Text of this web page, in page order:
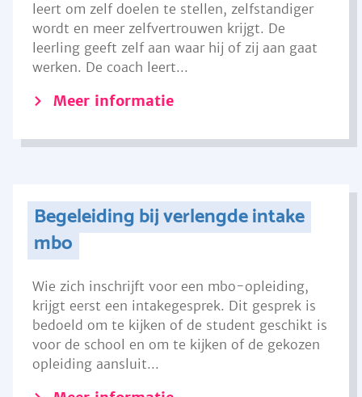
leert om zelf doelen te stellen, zelfstandiger
wordt en meer zelfvertrouwen krijgt. De
leerling geeft zelf aan waar hij of zij aan gaat
werken. De coach leert...
Meer informatie
Begeleiding bij verlengde intake
mbo
Wie zich inschrijft voor een mbo-opleiding,
krijgt eerst een intakegesprek. Dit gesprek is
bedoeld om te kijken of de student geschikt is
voor de school en om te kijken of de gekozen
opleiding aansluit...